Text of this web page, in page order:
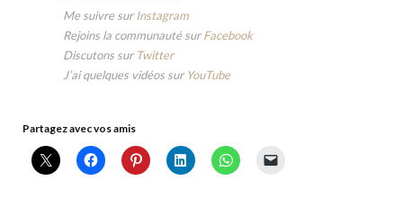
Me suivre surInstagram
Rejoins la communauté surFacebook
Discutons surTwitter
J’ai quelques vidéos surYouTube
Partagez avec vos amis